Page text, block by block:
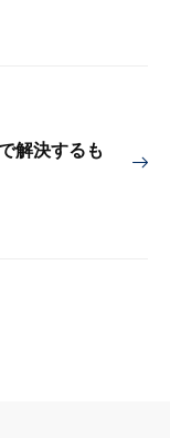
解決するも